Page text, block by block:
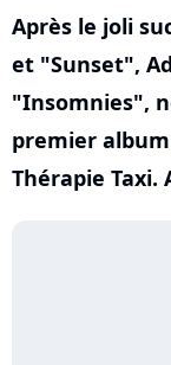
Après le joli
et "Sunset",
"Insomnies",
premier
Thérapie Taxi.